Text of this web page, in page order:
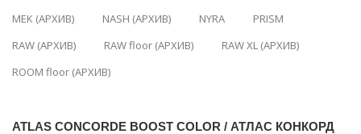
MEK (АРХИВ)
NASH (АРХИВ) NYRA
PRISM
RAW (АРХИВ)
RAW floor (АРХИВ)
RAW XL (АРХИВ)
ROOM floor (АРХИВ)
ATLAS CONCORDE BOOST COLOR / АТЛАС КОНКОРД